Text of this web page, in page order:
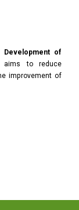
of
aims to reduce
improvement of